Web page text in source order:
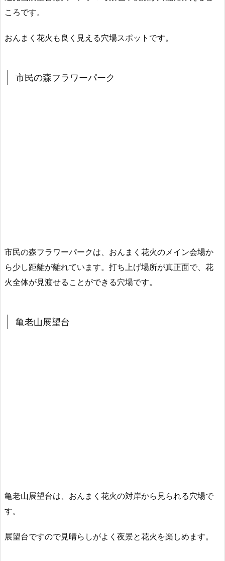
ころです。
おんまく花火も良く見える穴場スポットです。
市民の森フラワーパーク
市民の森フラワーパークは、おんまく花火のメイン会場か
ら少し距離が離れています。打ち上げ場所が真正面で、花
火全体が見渡せることができる穴場です。
亀老山展望台
亀老山展望台は、おんまく花火の対岸から見られる穴場で
す。
展望台ですので見晴らしがよく夜景と花火を楽しめます。